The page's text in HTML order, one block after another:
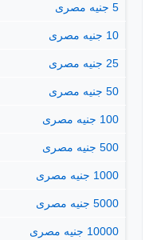
5 جنيه مصرى
10 جنيه مصرى
25 جنيه مصرى
50 جنيه مصرى
100 جنيه مصرى
500 جنيه مصرى
1000 جنيه مصرى
5000 جنيه مصرى
10000 جنيه مصرى